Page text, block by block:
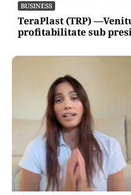
BUSINESS
TeraPlast (TRP)
profitabilitate sub